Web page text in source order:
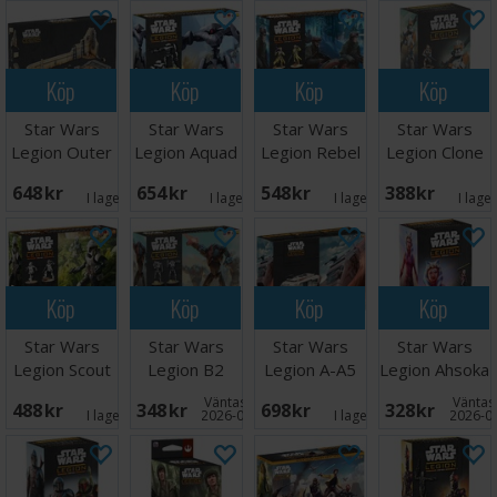
Köp
Star Wars
Legion Outer
648 SEK I lager: 2
Köp
Star Wars
Legion Aquad
Expansion
654 SEK I lager: 3
Köp
Star Wars
Legion Rebel
548 SEK I lager: 1
Köp
Star Wars
Legion Clone
Cody
388 SEK I
Köp
Star Wars
Legion Scout
488 SEK I lager: 1
Köp
Star Wars
Legion B2
Super Battle
Droids
348 SEK Väntas in:
2026-09-30
Köp
Star Wars
Legion A-A5
Truck
698 SEK I lager: 2
Köp
Star Wars
Legion Ahsoka
Tano Exp
328 SEK 2026-